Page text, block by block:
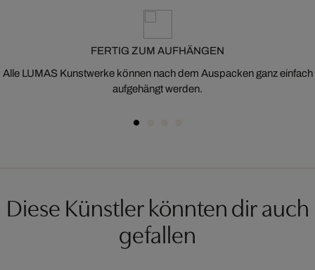
FERTIG ZUM AUFHÄNGEN
Alle LUMAS Kunstwerke können nach dem Auspacken ganz einfach
aufgehängt werden.
Diese Künstler könnten dir auch
gefallen